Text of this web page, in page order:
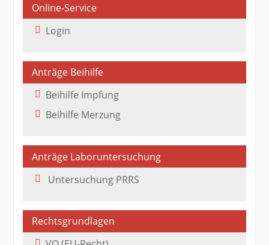
Online-Service
Login
Anträge Beihilfe
Beihilfe Impfung
Beihilfe Merzung
Anträge Laboruntersuchung
Untersuchung PRRS
Rechtsgrundlagen